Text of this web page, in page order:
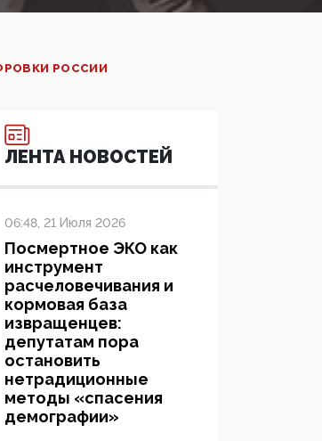
РОССИИ
ЛЕНТА НОВОСТЕЙ
06:48, 21 Июля 2026
Посмертное ЭКО как
инструмент
расчеловечивания и
кормовая база
извращенцев:
депутатам пора
остановить
нетрадиционные
методы «спасения
демографии»